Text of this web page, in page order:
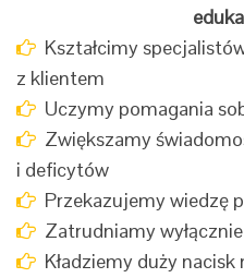
Kształcimy
z klientem
Uczymy pomagania
Zwiększamy
i deficytów
Przekazujemy wiedzę
Zatrudniamy
Kładziemy duży